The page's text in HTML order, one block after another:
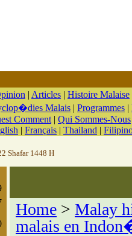
| Articles | Histoire Malaise
Malais | Programmes |
Comment | Qui Sommes-Nous
| Français | Thailand |
Shafar 1448 H
Home > Malay
malais en